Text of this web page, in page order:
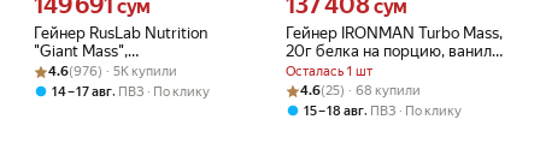
Гейнер RusLab Nutrition
"Giant Mass",
высокоуглеводный, 950 г,
вкус шоколад
сум
Рейтинг товара: 4.6 из 5
Оценок: (976) · 5K купили
4.6(976) · 5K купили
14 – 17 авг, ПВЗ По клику
Гейнер IRONMAN Turbo Mass,
20г белка на порцию, ваниль,
без сои, 700 г.
Осталась 1 шт
сум
Рейтинг товара: 4.6 из 5
Оценок: (25) · 68 купили
4.6(25) · 68 купили
15 – 18 авг, ПВЗ По клику